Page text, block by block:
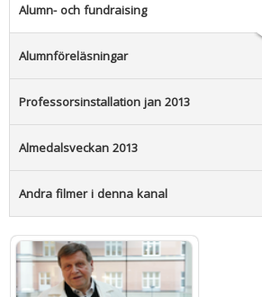
Alumn- och fundraising
Alumnföreläsningar
Professorsinstallation jan 2013
Almedalsveckan 2013
Andra filmer i denna kanal